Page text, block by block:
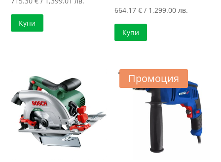
Купи
664.17€ / 1,299.00 лв.
Купи
Промоция